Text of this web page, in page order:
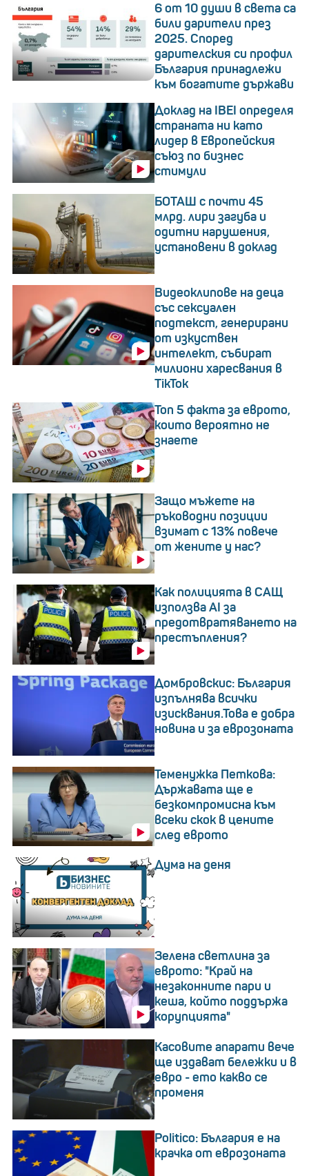
6 от 10 души в света са
били дарители през
2025. Според
дарителския си профил
България принадлежи
към богатите държави
Доклад на IBEI определя
страната ни като
лидер в Европейския
съюз по бизнес
стимули
БОТАШ с почти 45
млрд. лири загуба и
одитни нарушения,
установени в доклад
Видеоклипове на деца
със сексуален
подтекст, генерирани
от изкуствен
интелект, събират
милиони харесвания в
TikTok
Топ 5 факта за еврото,
които вероятно не
знаете
Защо мъжете на
ръководни позиции
взимат с 13% повече
от жените у нас?
Как полицията в САЩ
използва AI за
предотвратяването на
престъпления?
Домбровскис: България
изпълнява всички
изисквания.Това е добра
новина и за еврозоната
Теменужка Петкова:
Държавата ще е
безкомпромисна към
всеки скок в цените
след еврото
Дума на деня
Зелена светлина за
еврото: "Край на
незаконните пари и
кеша, който поддържа
корупцията"
Касовите апарати вече
ще издават бележки и в
евро - ето какво се
променя
Politico: България е на
крачка от еврозоната